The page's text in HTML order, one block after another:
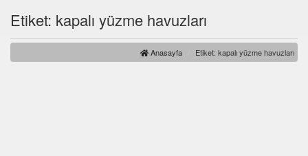
Etiket: kapalı yüzme havuzları
Anasayfa Etiket: kapalı yüzme havuzları